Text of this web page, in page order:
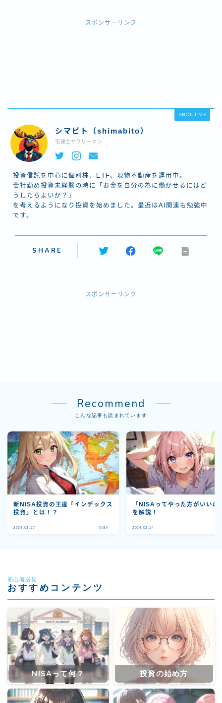
スポンサーリンク
ABOUT ME
シマビト（shimabito）
宅建士サラリーマン
投資信託を中心に個別株、ETF、現物不動産を運用中。
会社勤め投資未経験の時に「お金を自分の為に働かせるにはど
うしたらよいか？」
を考えるようになり投資を始めました。最近はAI関連も勉強中
です。
SHARE
スポンサーリンク
Recommend
こんな記事も読まれています
新NISA投資の王道「インデックス
投資」とは！？
2024.03.17 NISA
「NISAってやった方がいいの
を解説！
2024.03.14
初心者必見
おすすめコンテンツ
NISAって何？ 投資の始め方